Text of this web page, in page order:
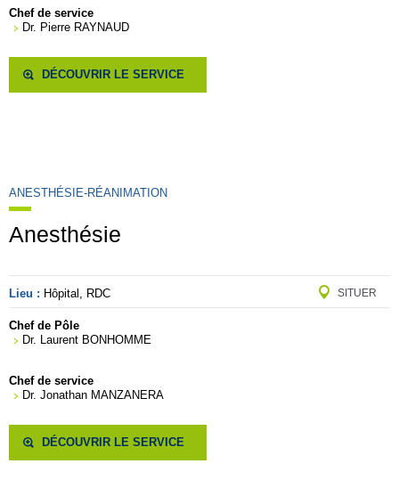
Chef de service
Dr. Pierre RAYNAUD
DÉCOUVRIR LE SERVICE
ANESTHÉSIE-RÉANIMATION
Anesthésie
Lieu : Hôpital, RDC SITUER
Chef de Pôle
Dr. Laurent BONHOMME
Chef de service
Dr. Jonathan MANZANERA
DÉCOUVRIR LE SERVICE